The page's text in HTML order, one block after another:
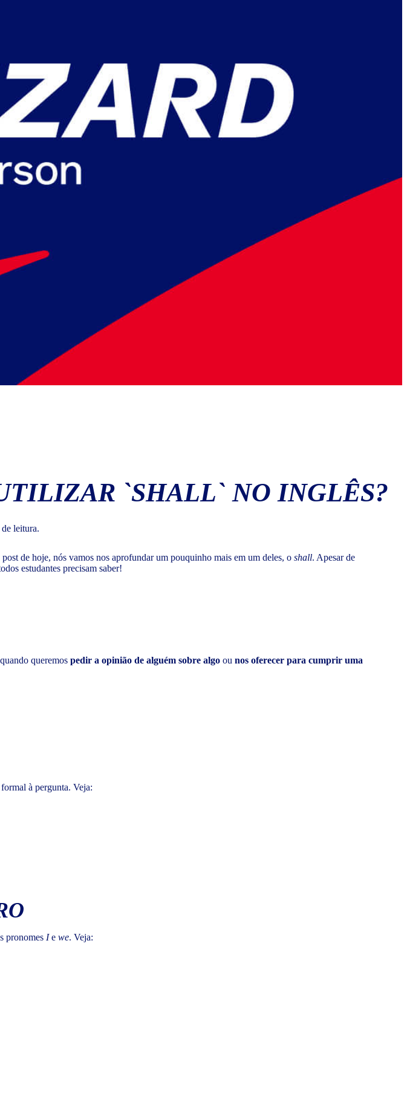
`SHALL` NO INGLÊS?
leitura.
de hoje, nós vamos nos aprofundar um pouquinho mais em um deles, o shall. Apesar de
estudantes precisam saber!
queremos pedir a opinião de alguém sobre algo ou nos oferecer para cumprir uma
à pergunta. Veja:
pronomes Ie we. Veja: